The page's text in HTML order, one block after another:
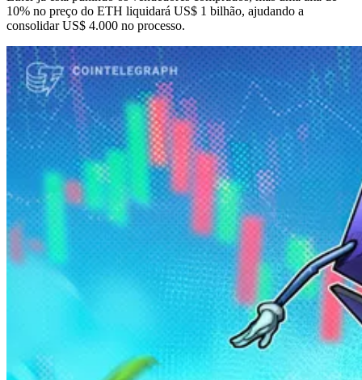
10% no preço do ETH liquidará US$ 1 bilhão, ajudando a
consolidar US$ 4.000 no processo.